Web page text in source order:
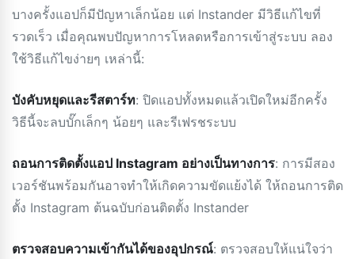
บางครั้งแอปก็มีปัญหาเล็กน้อย แต่ Instander มีวิธีแก้ไขที่
รวดเร็ว เมื่อคุณพบปัญหาการโหลดหรือการเข้าสู่ระบบ ลอง
ใช้วิธีแก้ไขง่ายๆ เหล่านี้:
บังคับหยุดและรีสตาร์ท: ปิดแอปทั้งหมดแล้วเปิดใหม่อีกครั้ง
วิธีนี้จะลบบั๊กเล็กๆ น้อยๆ และรีเฟรชระบบ
ถอนการติดตั้งแอป Instagram อย่างเป็นทางการ: การมีสอง
เวอร์ชันพร้อมกันอาจทำให้เกิดความขัดแย้งได้ ให้ถอนการติด
ตั้ง Instagram ต้นฉบับก่อนติดตั้ง Instander
ตรวจสอบความเข้ากันได้ของอุปกรณ์: ตรวจสอบให้แน่ใจว่า